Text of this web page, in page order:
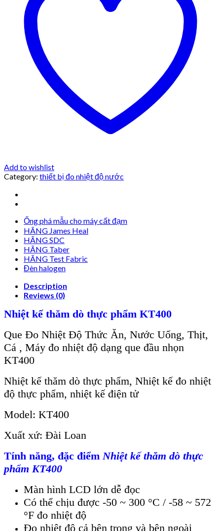
Add to wishlist
Category: thiết bị đo nhiệt độ nước
Ống phá mẫu cho máy cất đạm
HÃNG James Heal
HÃNG SDC
HÃNG Taber
HÃNG Test Fabric
Đèn halogen
Description
Reviews (0)
Nhiệt kế thăm dò thực phẩm KT400
Que Đo Nhiệt Độ Thức Ăn, Nước Uống, Thịt,
Cá , Máy đo nhiệt độ dạng que đầu nhọn
KT400
Nhiệt kế thăm dò thực phẩm, Nhiệt kế đo nhiệt
độ thực phẩm, nhiệt kế điện tử
Model: KT400
Xuất xứ: Đài Loan
Tính năng, đặc điểm Nhiệt kế thăm dò thực
phẩm KT400
Màn hình LCD lớn dễ đọc
Có thể chịu được -50 ~ 300 °C / -58 ~ 572
°F đo nhiệt độ
Đo nhiệt độ cả bên trong và bên ngoài